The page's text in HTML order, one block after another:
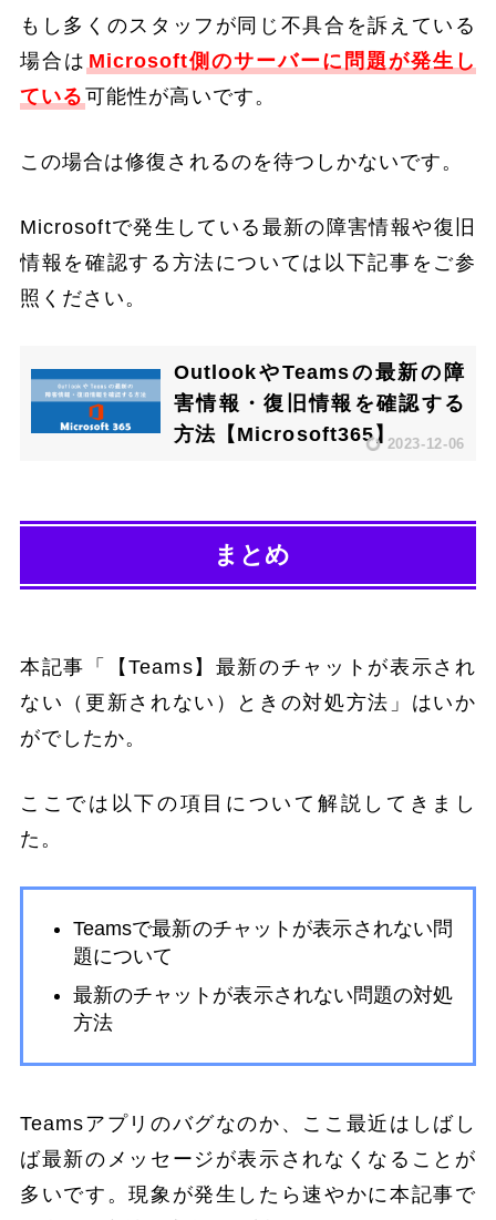
もし多くのスタッフが同じ不具合を訴えている
場合は Microsoft側のサーバーに問題が発生し
ている 可能性が高いです。
この場合は修復されるのを待つしかないです。
Microsoftで発生している最新の障害情報や復旧
情報を確認する方法については以下記事をご参
照ください。
OutlookやTeamsの最新の障
害情報・復旧情報を確認する
方法【Microsoft365】2023-12-06
まとめ
本記事「【Teams】最新のチャットが表示され
ない（更新されない）ときの対処方法」はいか
がでしたか。
ここでは以下の項目について解説してきまし
た。
Teamsで最新のチャットが表示されない問
題について
最新のチャットが表示されない問題の対処
方法
Teamsアプリのバグなのか、ここ最近はしばし
ば最新のメッセージが表示されなくなることが
多いです。現象が発生したら速やかに本記事で